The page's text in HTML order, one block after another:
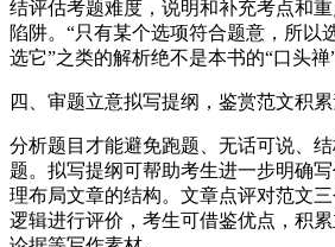
结评估考题难度，说明和补充考点和
陷阱。“只有某个选项符合题意，所以
选它”之类的解析绝不是本书的“口头禅”
四、审题立意拟写提纲，鉴赏范文积
分析题目才能避免跑题、无话可说、
题。拟写提纲可帮助考生进一步明确
理布局文章的结构。文章点评对范文
逻辑进行评价，考生可借鉴优点，积